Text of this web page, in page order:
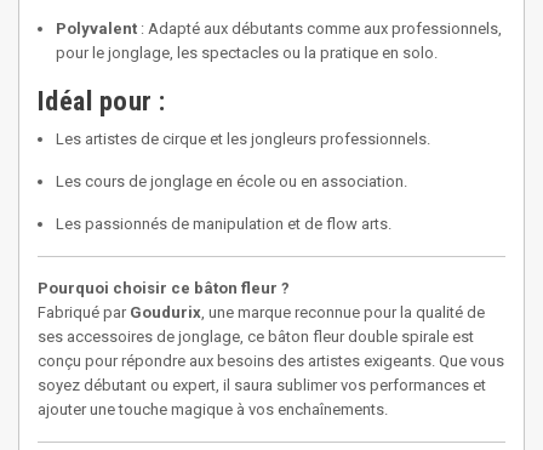
Polyvalent : Adapté aux débutants comme aux professionnels,
pour le jonglage, les spectacles ou la pratique en solo.
Idéal pour :
Les artistes de cirque et les jongleurs professionnels.
Les cours de jonglage en école ou en association.
Les passionnés de manipulation et de flow arts.
Pourquoi choisir ce bâton fleur ?
Fabriqué par Goudurix, une marque reconnue pour la qualité de
ses accessoires de jonglage, ce bâton fleur double spirale est
conçu pour répondre aux besoins des artistes exigeants. Que vous
soyez débutant ou expert, il saura sublimer vos performances et
ajouter une touche magique à vos enchaînements.